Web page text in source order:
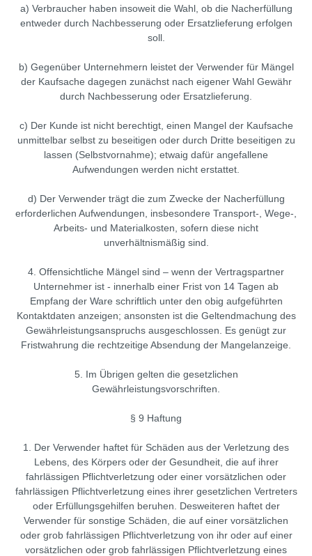
a) Verbraucher haben insoweit die Wahl, ob die Nacherfüllung
entweder durch Nachbesserung oder Ersatzlieferung erfolgen
soll.
b) Gegenüber Unternehmern leistet der Verwender für Mängel
der Kaufsache dagegen zunächst nach eigener Wahl Gewähr
durch Nachbesserung oder Ersatzlieferung.
c) Der Kunde ist nicht berechtigt, einen Mangel der Kaufsache
unmittelbar selbst zu beseitigen oder durch Dritte beseitigen zu
lassen (Selbstvornahme); etwaig dafür angefallene
Aufwendungen werden nicht erstattet.
d) Der Verwender trägt die zum Zwecke der Nacherfüllung
erforderlichen Aufwendungen, insbesondere Transport-, Wege-,
Arbeits- und Materialkosten, sofern diese nicht
unverhältnismäßig sind.
4. Offensichtliche Mängel sind – wenn der Vertragspartner
Unternehmer ist - innerhalb einer Frist von 14 Tagen ab
Empfang der Ware schriftlich unter den obig aufgeführten
Kontaktdaten anzeigen; ansonsten ist die Geltendmachung des
Gewährleistungsanspruchs ausgeschlossen. Es genügt zur
Fristwahrung die rechtzeitige Absendung der Mangelanzeige.
5. Im Übrigen gelten die gesetzlichen
Gewährleistungsvorschriften.
§ 9 Haftung
1. Der Verwender haftet für Schäden aus der Verletzung des
Lebens, des Körpers oder der Gesundheit, die auf ihrer
fahrlässigen Pflichtverletzung oder einer vorsätzlichen oder
fahrlässigen Pflichtverletzung eines ihrer gesetzlichen Vertreters
oder Erfüllungsgehilfen beruhen. Desweiteren haftet der
Verwender für sonstige Schäden, die auf einer vorsätzlichen
oder grob fahrlässigen Pflichtverletzung von ihr oder auf einer
vorsätzlichen oder grob fahrlässigen Pflichtverletzung eines